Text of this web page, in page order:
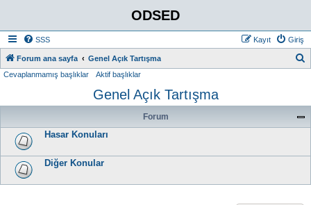
ODSED
SSS Giriş
Kayıt
Forum ana sayfa Genel Açık Tartışma
Cevaplanmamış başlıklar Aktif başlıklar
Genel Açık Tartışma
Forum
Hasar Konuları
Diğer Konular